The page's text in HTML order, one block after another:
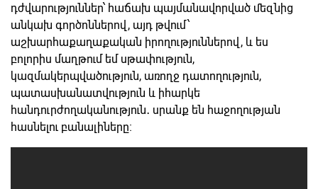
դժվարություններ՝ հաճախ պայմանավորված մեզնից
անկախ գործոններով, այդ թվում՝
աշխարհաքաղաքական իրողություններով, և ես
բոլորիս մաղթում եմ սթափություն,
կազմակերպվածություն, առողջ դատողություն,
պատասխանատվություն և իհարկե
հանդուրժողականություն․ սրանք են հաջողության
հասնելու բանալիները։